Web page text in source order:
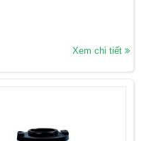
Xem chi tiết